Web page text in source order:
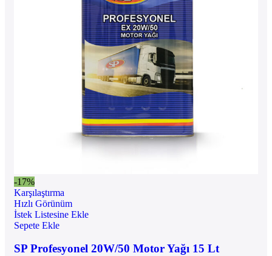
-17%
Karşılaştırma
Hızlı Görünüm
İstek Listesine Ekle
Sepete Ekle
SP Profesyonel 20W/50 Motor Yağı 15 Lt